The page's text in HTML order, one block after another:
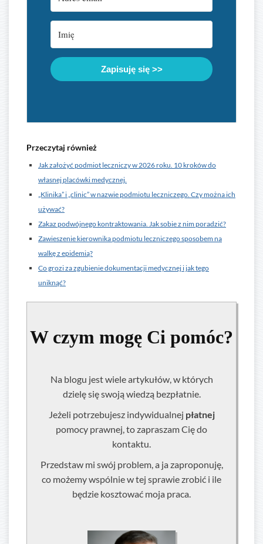
Zapisuję się >>
Przeczytaj również
Jak założyć podmiot leczniczy w 2026 roku. 10 kroków do
własnej placówki medycznej.
„Klinika” i „clinic” w nazwie podmiotu leczniczego. Czy można ich
używać?
Zakaz podwójnego kontraktowania. Jak sobie z nim poradzić?
Zawieszenie kierownika podmiotu leczniczego sposobem na
walkę z epidemią?
Co grozi za zgubienie dokumentacji medycznej i jak tego
uniknąć?
W czym mogę Ci pomóc?
Na blogu jest wiele artykułów, w których
dzielę się swoją wiedzą bezpłatnie.
Jeżeli potrzebujesz indywidualnej płatnej
pomocy prawnej, to zapraszam Cię do
kontaktu.
Przedstaw mi swój problem, a ja zaproponuję,
co możemy wspólnie w tej sprawie zrobić i ile
będzie kosztować moja praca.